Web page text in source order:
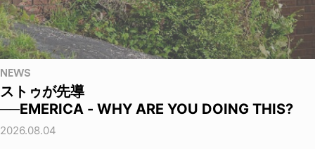
NEWS
ストゥが先導
──EMERICA - WHY ARE YOU DOING THIS?
2026.08.04